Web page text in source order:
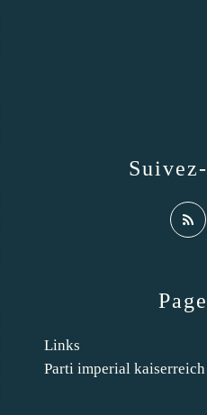
Links
Parti imperial